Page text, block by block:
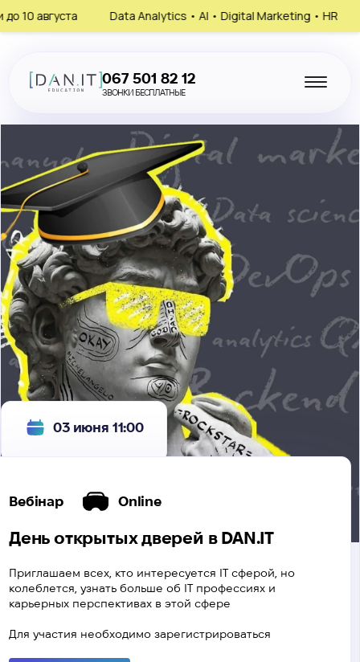
Data Analytics • AI • Digital Marketing • HR
067 501 82 12
ЗВОНКИ БЕСПЛАТНЫЕ
Вебінар Online
День открытых дверей в DAN.IT
Приглашаем всех, кто интересуется IТ сферой, но
колеблется, узнать больше об IТ профессиях и
карьерных перспективах в этой сфере
Для участия необходимо зарегистрироваться
03 июня 11:00